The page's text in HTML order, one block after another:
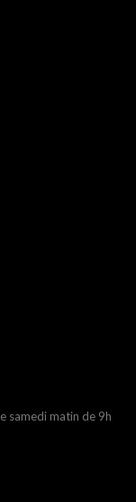
samedi matin de 9h